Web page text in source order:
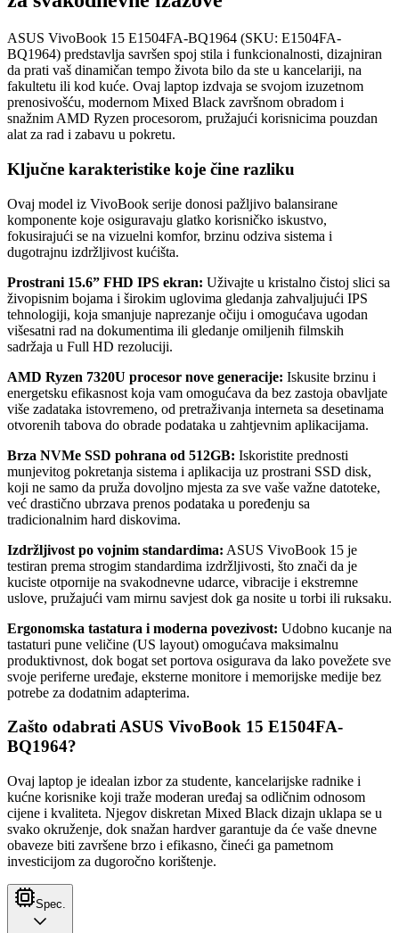
ASUS VivoBook 15 E1504FA-BQ1964 (SKU: E1504FA-
BQ1964) predstavlja savršen spoj stila i funkcionalnosti, dizajniran
da prati vaš dinamičan tempo života bilo da ste u kancelariji, na
fakultetu ili kod kuće. Ovaj laptop izdvaja se svojom izuzetnom
prenosivošću, modernom Mixed Black završnom obradom i
snažnim AMD Ryzen procesorom, pružajući korisnicima pouzdan
alat za rad i zabavu u pokretu.
Ključne karakteristike koje čine razliku
Ovaj model iz VivoBook serije donosi pažljivo balansirane
komponente koje osiguravaju glatko korisničko iskustvo,
fokusirajući se na vizuelni komfor, brzinu odziva sistema i
dugotrajnu izdržljivost kućišta.
Prostrani 15.6” FHD IPS ekran: Uživajte u kristalno čistoj slici sa
živopisnim bojama i širokim uglovima gledanja zahvaljujući IPS
tehnologiji, koja smanjuje naprezanje očiju i omogućava ugodan
višesatni rad na dokumentima ili gledanje omiljenih filmskih
sadržaja u Full HD rezoluciji.
AMD Ryzen 7320U procesor nove generacije: Iskusite brzinu i
energetsku efikasnost koja vam omogućava da bez zastoja obavljate
više zadataka istovremeno, od pretraživanja interneta sa desetinama
otvorenih tabova do obrade podataka u zahtjevnim aplikacijama.
Brza NVMe SSD pohrana od 512GB: Iskoristite prednosti
munjevitog pokretanja sistema i aplikacija uz prostrani SSD disk,
koji ne samo da pruža dovoljno mjesta za sve vaše važne datoteke,
već drastično ubrzava prenos podataka u poređenju sa
tradicionalnim hard diskovima.
Izdržljivost po vojnim standardima: ASUS VivoBook 15 je
testiran prema strogim standardima izdržljivosti, što znači da je
kuciste otpornije na svakodnevne udarce, vibracije i ekstremne
uslove, pružajući vam mirnu savjest dok ga nosite u torbi ili ruksaku.
Ergonomska tastatura i moderna povezivost: Udobno kucanje na
tastaturi pune veličine (US layout) omogućava maksimalnu
produktivnost, dok bogat set portova osigurava da lako povežete sve
svoje periferne uređaje, eksterne monitore i memorijske medije bez
potrebe za dodatnim adapterima.
Zašto odabrati ASUS VivoBook 15 E1504FA-
BQ1964?
Ovaj laptop je idealan izbor za studente, kancelarijske radnike i
kućne korisnike koji traže moderan uređaj sa odličnim odnosom
cijene i kvaliteta. Njegov diskretan Mixed Black dizajn uklapa se u
svako okruženje, dok snažan hardver garantuje da će vaše dnevne
obaveze biti završene brzo i efikasno, čineći ga pametnom
investicijom za dugoročno korištenje.
Spec.